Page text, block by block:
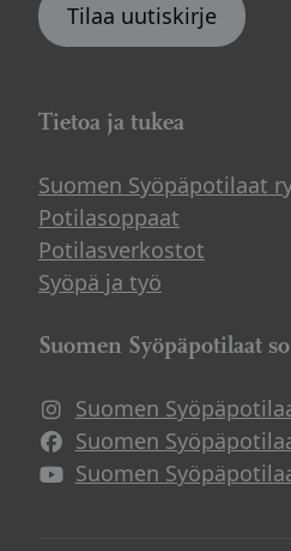
Tilaa uutiskirje
Tietoa ja tukea
Suomen Syöpäpotilaat
Potilasoppaat
Potilasverkostot
Syöpä ja työ
Suomen Syöpäpotilaat
Suomen
Suomen
Suomen